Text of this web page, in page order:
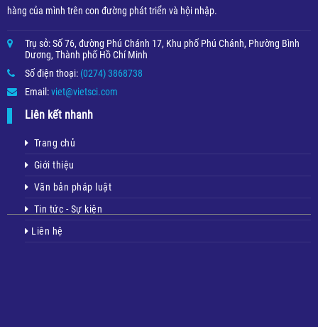
hàng của mình trên con đường phát triển và hội nhập.
Trụ sở: Số 76, đường Phú Chánh 17, Khu phố Phú Chánh, Phường Bình
Dương, Thành phố Hồ Chí Minh
Số điện thoại: (0274) 3868738
Email:viet@vietsci.com
Liên kết nhanh
Trang chủ
Giới thiệu
Văn bản pháp luật
Tin tức - Sự kiện
Liên hệ